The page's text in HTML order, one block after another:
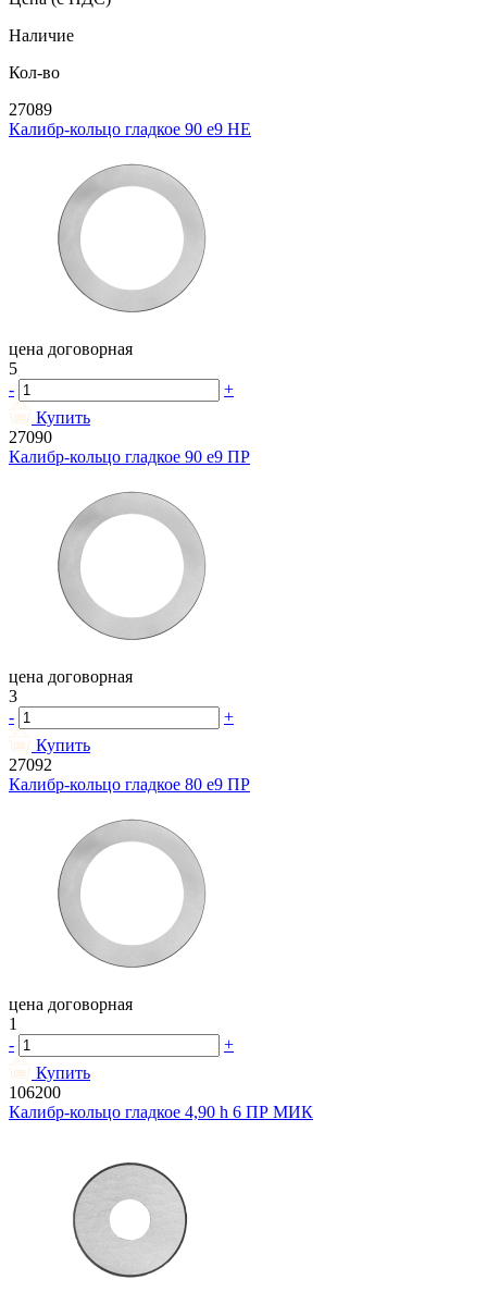
Наличие
Кол-во
27089
Калибр-кольцо гладкое 90 e9 НЕ
цена договорная
5
-
+
Купить
27090
Калибр-кольцо гладкое 90 e9 ПР
цена договорная
3
-
+
Купить
27092
Калибр-кольцо гладкое 80 e9 ПР
цена договорная
1
-
+
Купить
106200
Калибр-кольцо гладкое 4,90 h 6 ПР МИК